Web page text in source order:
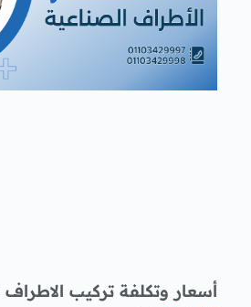
أسعار وتكلفة تركيب الاطراف